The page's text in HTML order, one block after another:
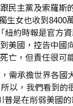
民主黨及索羅斯
女也收到8400
約時報是官方
美國，控告中國
亡，但責任很可
需承擔世界各
以，我們看到
是在削弱美國